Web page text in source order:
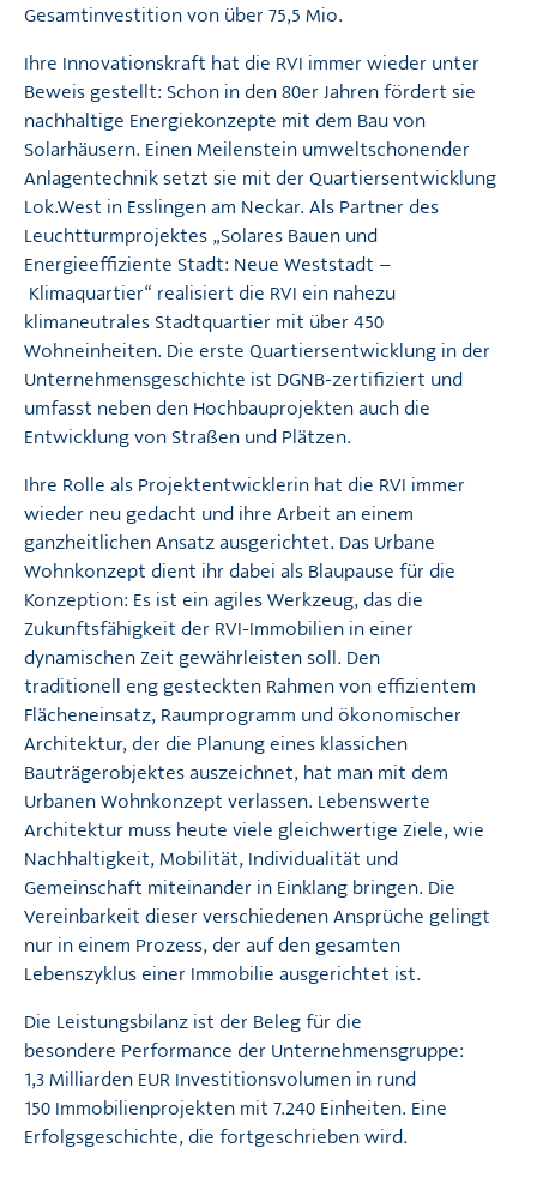
Gesamtinvestition von über 75,5 Mio.
Ihre Innovationskraft hat die RVI immer wieder unter
Beweis gestellt: Schon in den 80er Jahren fördert sie
nachhaltige Energiekonzepte mit dem Bau von
Solarhäusern. Einen Meilenstein umweltschonender
Anlagentechnik setzt sie mit der Quartiersentwicklung
Lok.West in Esslingen am Neckar. Als Partner des
Leuchtturmprojektes „Solares Bauen und
Energieeffiziente Stadt: Neue Weststadt –
Klimaquartier“ realisiert die RVI ein nahezu
klimaneutrales Stadtquartier mit über 450
Wohneinheiten. Die erste Quartiersentwicklung in der
Unternehmensgeschichte ist DGNB-zertifiziert und
umfasst neben den Hochbauprojekten auch die
Entwicklung von Straßen und Plätzen.
Ihre Rolle als Projektentwicklerin hat die RVI immer
wieder neu gedacht und ihre Arbeit an einem
ganzheitlichen Ansatz ausgerichtet. Das Urbane
Wohnkonzept dient ihr dabei als Blaupause für die
Konzeption: Es ist ein agiles Werkzeug, das die
Zukunftsfähigkeit der RVI-Immobilien in einer
dynamischen Zeit gewährleisten soll. Den
traditionell eng gesteckten Rahmen von effizientem
Flächeneinsatz, Raumprogramm und ökonomischer
Architektur, der die Planung eines klassichen
Bauträgerobjektes auszeichnet, hat man mit dem
Urbanen Wohnkonzept verlassen. Lebenswerte
Architektur muss heute viele gleichwertige Ziele, wie
Nachhaltigkeit, Mobilität, Individualität und
Gemeinschaft miteinander in Einklang bringen. Die
Vereinbarkeit dieser verschiedenen Ansprüche gelingt
nur in einem Prozess, der auf den gesamten
Lebenszyklus einer Immobilie ausgerichtet ist.
Die Leistungsbilanz ist der Beleg für die
besondere Performance der Unternehmensgruppe:
1,3 Milliarden EUR Investitionsvolumen in rund
150 Immobilienprojekten mit 7.240 Einheiten. Eine
Erfolgsgeschichte, die fortgeschrieben wird.